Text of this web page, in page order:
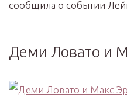
сообщила о событии
Деми Ловато и